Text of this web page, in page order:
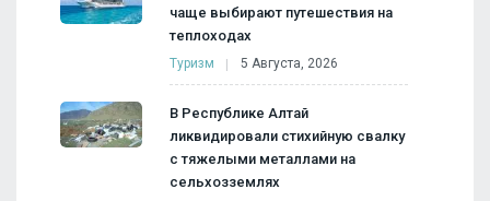
чаще выбирают путешествия на
теплоходах
Туризм 5 Августа, 2026
В Республике Алтай
ликвидировали стихийную свалку
с тяжелыми металлами на
сельхозземлях